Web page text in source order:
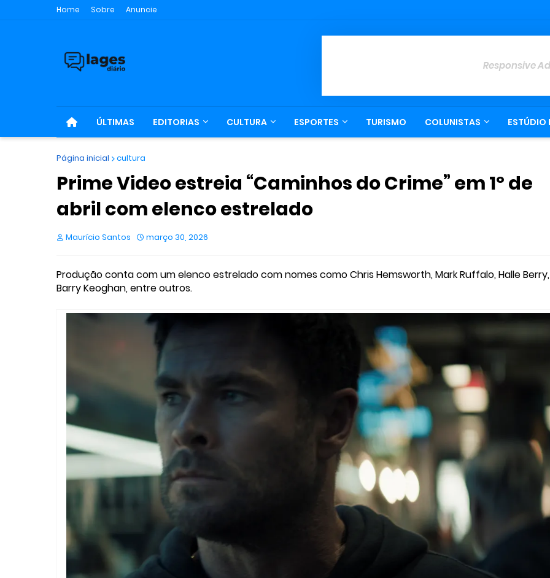
Home Sobre Anuncie
Responsive
ÚLTIMAS EDITORIAS CULTURA ESPORTES TURISMO COLUNISTAS ESTÚDIO
Página inicial cultura
Prime Video estreia “Caminhos do Crime” em 1º de
abril com elenco estrelado
Maurício Santos março 30, 2026
Produção conta com um elenco estrelado com nomes como Chris Hemsworth, Mark Ruffalo, Halle Berry,
Barry Keoghan, entre outros.